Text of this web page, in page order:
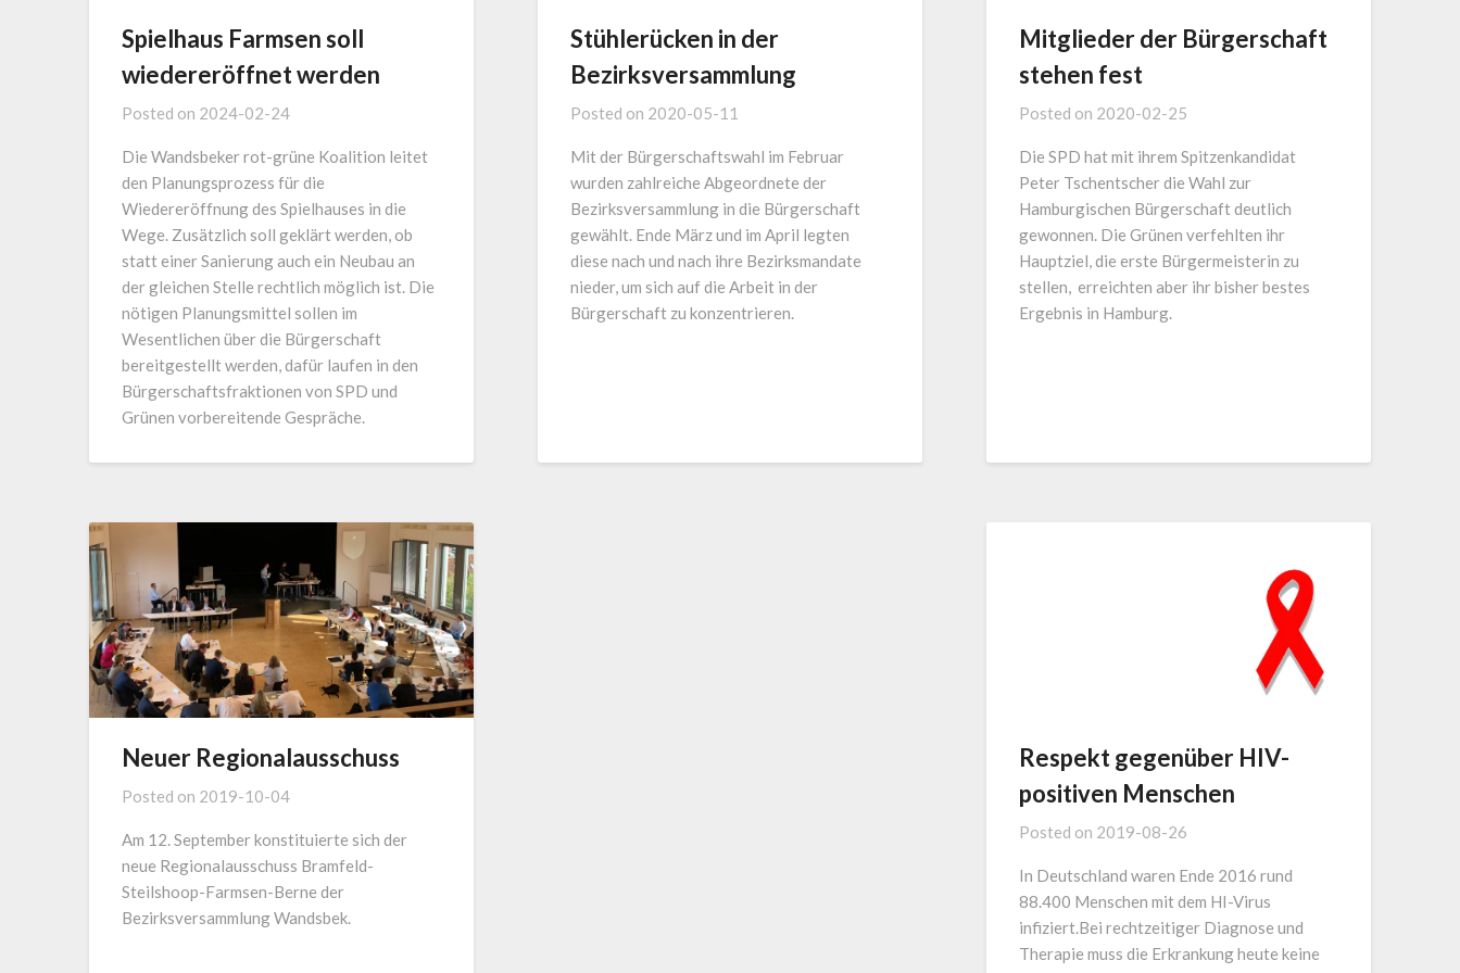
Spielhaus Farmsen soll
wiedereröffnet werden
Posted on 2024-02-24
Die Wandsbeker rot-grüne Koalition leitet
den Planungsprozess für die
Wiedereröffnung des Spielhauses in die
Wege. Zusätzlich soll geklärt werden, ob
statt einer Sanierung auch ein Neubau an
der gleichen Stelle rechtlich möglich ist. Die
nötigen Planungsmittel sollen im
Wesentlichen über die Bürgerschaft
bereitgestellt werden, dafür laufen in den
Bürgerschaftsfraktionen von SPD und
Grünen vorbereitende Gespräche.
Stühlerücken in der
Bezirksversammlung
Posted on 2020-05-11
Mit der Bürgerschaftswahl im Februar
wurden zahlreiche Abgeordnete der
Bezirksversammlung in die Bürgerschaft
gewählt. Ende März und im April legten
diese nach und nach ihre Bezirksmandate
nieder, um sich auf die Arbeit in der
Bürgerschaft zu konzentrieren.
Mitglieder der Bürgerschaft
stehen fest
Posted on 2020-02-25
Die SPD hat mit ihrem Spitzenkandidat
Peter Tschentscher die Wahl zur
Hamburgischen Bürgerschaft deutlich
gewonnen. Die Grünen verfehlten ihr
Hauptziel, die erste Bürgermeisterin zu
stellen, erreichten aber ihr bisher bestes
Ergebnis in Hamburg.
Neuer Regionalausschuss
Posted on 2019-10-04
Am 12. September konstituierte sich der
neue Regionalausschuss Bramfeld-
Steilshoop-Farmsen-Berne der
Bezirksversammlung Wandsbek.
Respekt gegenüber HIV-
positiven Menschen
Posted on 2019-08-26
In Deutschland waren Ende 2016 rund
88.400 Menschen mit dem HI-Virus
infiziert.Bei rechtzeitiger Diagnose und
Therapie muss die Erkrankung heute keine